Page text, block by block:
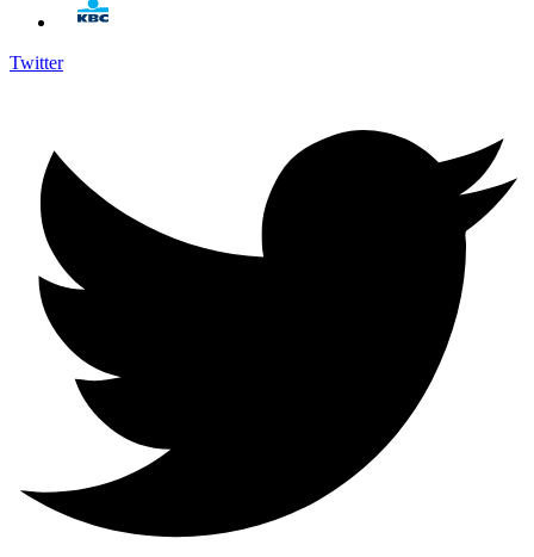
Twitter